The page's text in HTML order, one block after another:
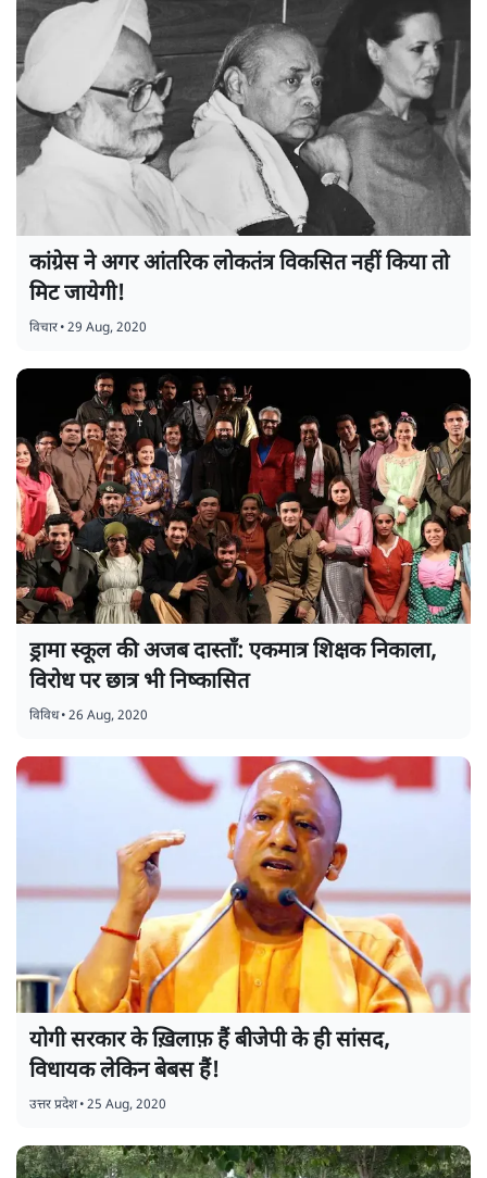
कांग्रेस ने अगर आंतरिक लोकतंत्र विकसित नहीं किया तो
मिट जायेगी!
विचार•29 Aug, 2020
ड्रामा स्कूल की अजब दास्ताँ: एकमात्र शिक्षक निकाला,
विरोध पर छात्र भी निष्कासित
विविध•26 Aug, 2020
योगी सरकार के ख़िलाफ़ हैं बीजेपी के ही सांसद,
विधायक लेकिन बेबस हैं!
उत्तर प्रदेश•25 Aug, 2020